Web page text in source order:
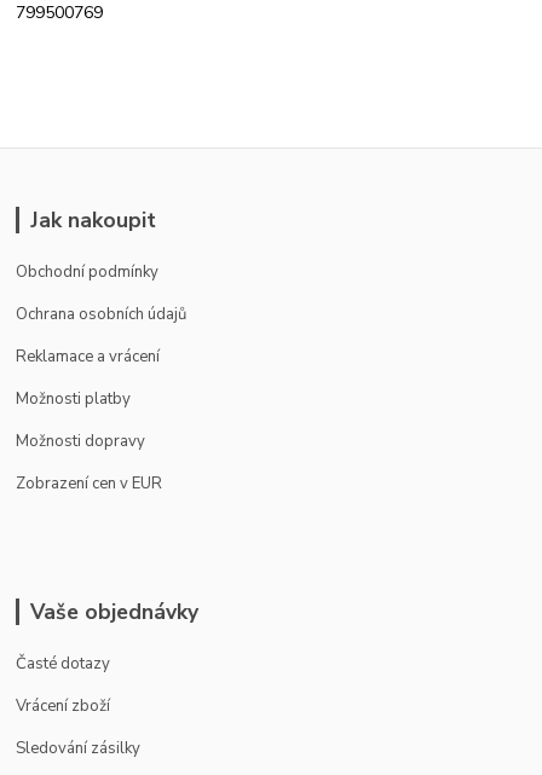
799500769
Jak nakoupit
Obchodní podmínky
Ochrana osobních údajů
Reklamace a vrácení
Možnosti platby
Možnosti dopravy
Zobrazení cen v EUR
Vaše objednávky
Časté dotazy
Vrácení zboží
Sledování zásilky